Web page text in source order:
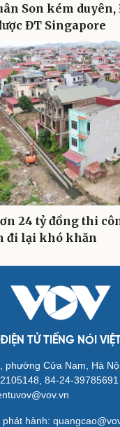
Son kém duyên,
ĐT Singapore
24 tỷ đồng thi
đi lại khó khăn
TỬ TIẾNG NÓI
phường Cửa Nam, Hà
84-24-39785691
hành: